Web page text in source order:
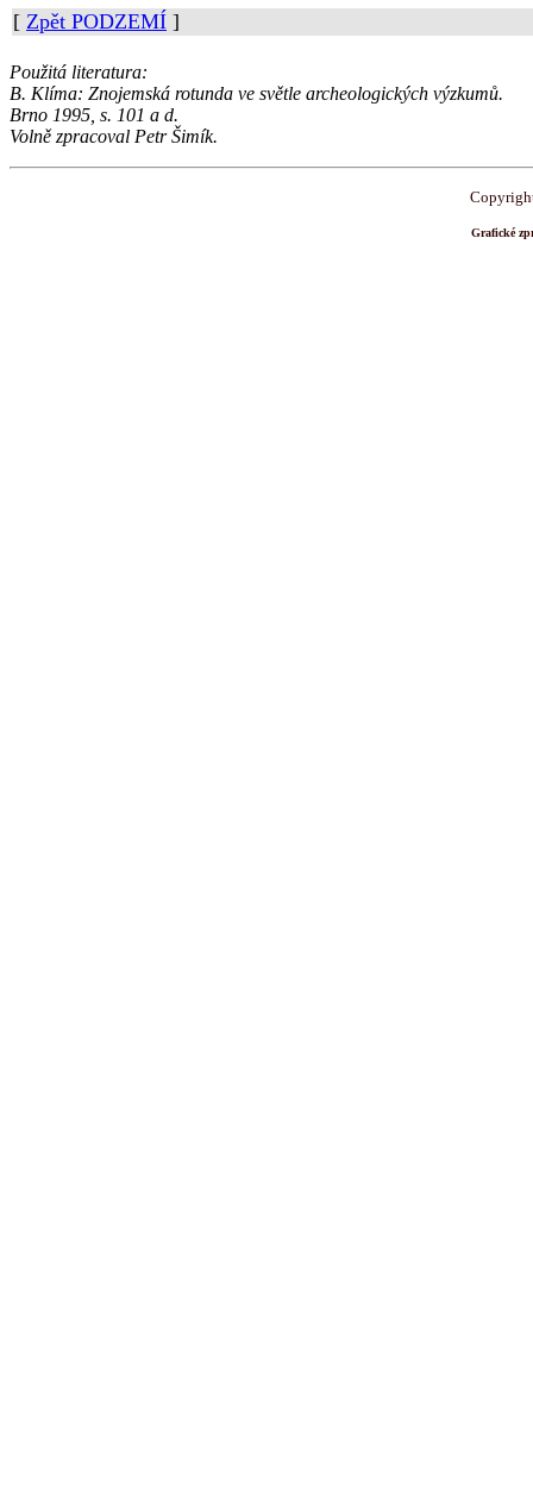
[ Zpět PODZEMÍ ]
Použitá literatura:
B. Klíma: Znojemská rotunda ve světle archeologických výzkumů.
Brno 1995, s. 101 a d.
Volně zpracoval Petr Šimík.
Grafické